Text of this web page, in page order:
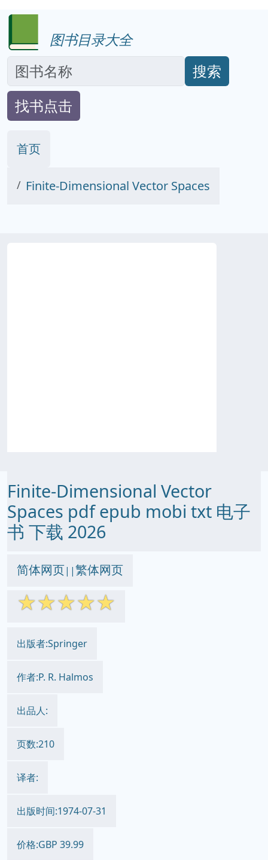
图书目录大全
搜索
找书点击
首页
Finite-Dimensional Vector Spaces
Finite-Dimensional Vector
Spaces pdf epub mobi txt 电子
书 下载 2026
简体网页||繁体网页
☆☆☆☆☆
出版者:Springer
作者:P. R. Halmos
出品人:
页数:210
译者:
出版时间:1974-07-31
价格:GBP 39.99